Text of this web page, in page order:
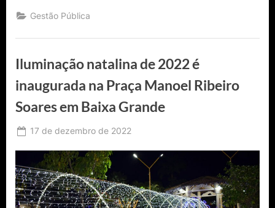
50
mil
em
Gestão Pública
Iluminação natalina de 2022 é
inaugurada na Praça Manoel Ribeiro
Soares em Baixa Grande
Posted
17 de dezembro de 2022
Catureba